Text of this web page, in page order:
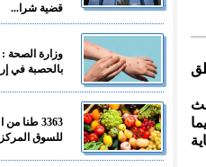
قضية شرا...
بالحصبة في
3363 طنا
للسوق